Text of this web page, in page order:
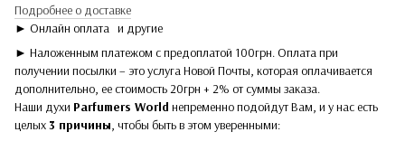
Подробнее о доставке
► Онлайн оплата и другие
► Наложенным платежом с предоплатой 100грн. Оплата при
получении посылки – это услуга Новой Почты, которая оплачивается
дополнительно, ее стоимость 20грн + 2% от суммы заказа.
Наши духи Parfumers World непременно подойдут Вам, и у нас есть
целых3 причины, чтобы быть в этом уверенными: